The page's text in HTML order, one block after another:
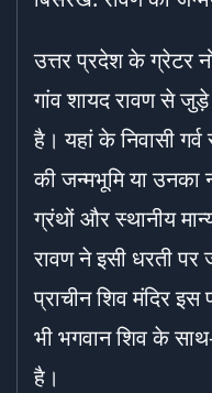
उत्तर प्रदेश के ग्रेटर
गांव शायद रावण से
है। यहां के निवासी
की जन्मभूमि या उनका
ग्रंथों और स्थानीय
रावण ने इसी धरती पर
प्राचीन शिव मंदिर
भी भगवान शिव के
है।